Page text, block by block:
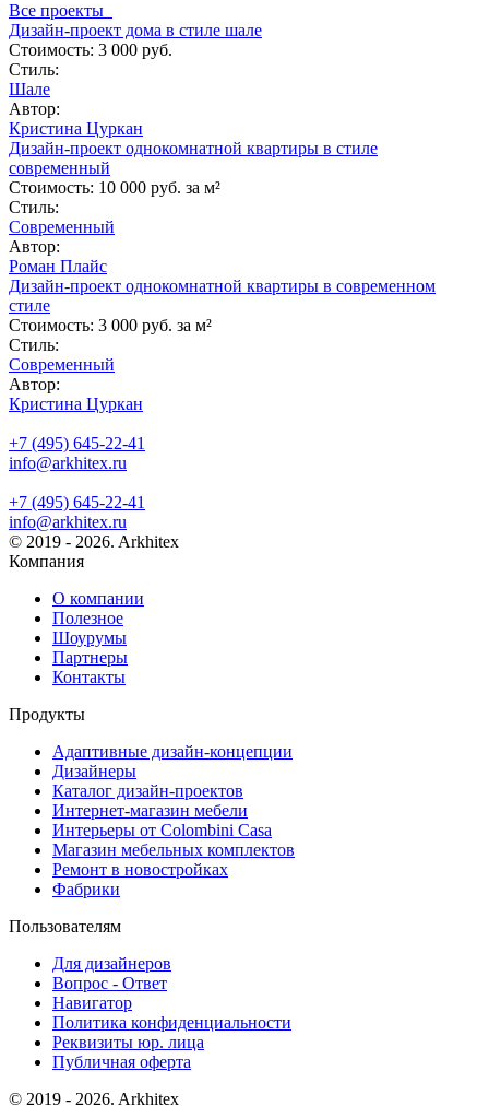
Все проекты
Дизайн-проект дома в стиле шале
Стоимость: 3 000 руб.
Стиль:
Шале
Автор:
Кристина Цуркан
Дизайн-проект однокомнатной квартиры в стиле
современный
Стоимость: 10 000 руб. за м²
Стиль:
Современный
Автор:
Роман Плайс
Дизайн-проект однокомнатной квартиры в современном
стиле
Стоимость: 3 000 руб. за м²
Стиль:
Современный
Автор:
Кристина Цуркан
+7 (495) 645-22-41
info@arkhitex.ru
+7 (495) 645-22-41
info@arkhitex.ru
© 2019 - 2026. Arkhitex
Компания
О компании
Полезное
Шоурумы
Партнеры
Контакты
Продукты
Адаптивные дизайн-концепции
Дизайнеры
Каталог дизайн-проектов
Интернет-магазин мебели
Интерьеры от Colombini Casa
Магазин мебельных комплектов
Ремонт в новостройках
Фабрики
Пользователям
Для дизайнеров
Вопрос - Ответ
Навигатор
Политика конфиденциальности
Реквизиты юр. лица
Публичная оферта
© 2019 - 2026. Arkhitex